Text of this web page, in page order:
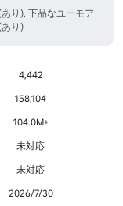
り), 下品なユーモア
り)
4,442
158,104
104.0M+
未対応
未対応
2026/7/30